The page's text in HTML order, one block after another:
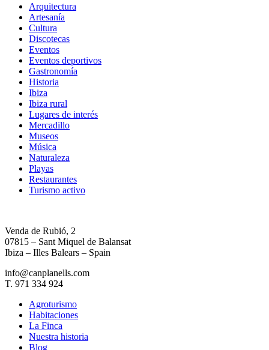
Arquitectura
Artesanía
Cultura
Discotecas
Eventos
Eventos deportivos
Gastronomía
Historia
Ibiza
Ibiza rural
Lugares de interés
Mercadillo
Museos
Música
Naturaleza
Playas
Restaurantes
Turismo activo
Venda de Rubió, 2
07815 – Sant Miquel de Balansat
Ibiza – Illes Balears – Spain
info@canplanells.com
T. 971 334 924
Agroturismo
Habitaciones
La Finca
Nuestra historia
Blog